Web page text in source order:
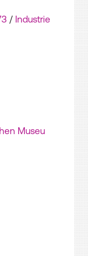
/ Industrie
Museu